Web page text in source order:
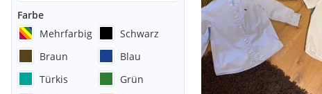
Farbe
Mehrfarbig
Schwarz
Braun
Blau
Türkis
Grün